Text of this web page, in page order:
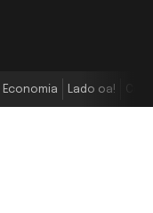
Economia Lado oa!